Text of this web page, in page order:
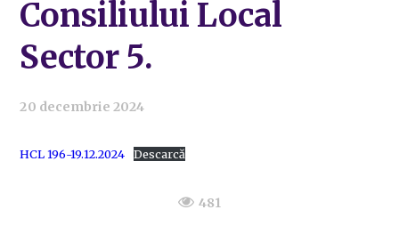
Consiliului Local
Sector 5.
20 decembrie 2024
HCL 196-19.12.2024 Descarcă
481